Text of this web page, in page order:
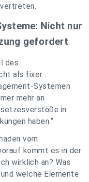
Nicht nur
gefordert
des
als fixer
Systemen
mehr an
in
haben.“
vom
kommt es in der
wirklich an? Was
welche Elemente